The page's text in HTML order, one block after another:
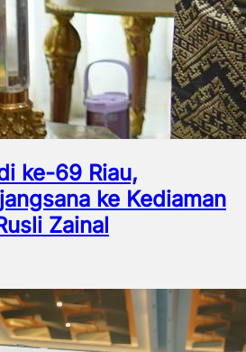
ke-69 Riau,
ke Kediaman
Zainal